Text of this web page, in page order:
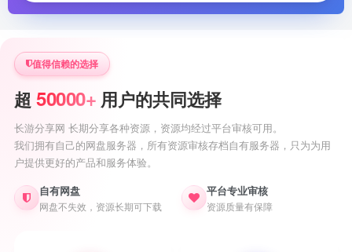
值得信赖的选择
超 50000+ 用户的共同选择
长游分享网 长期分享各种资源，资源均经过平台审核可用。
我们拥有自己的网盘服务器，所有资源审核存档自有服务器，只为为用
户提供更好的产品和服务体验。
自有网盘
网盘不失效，资源长期可下载
平台专业审核
资源质量有保障